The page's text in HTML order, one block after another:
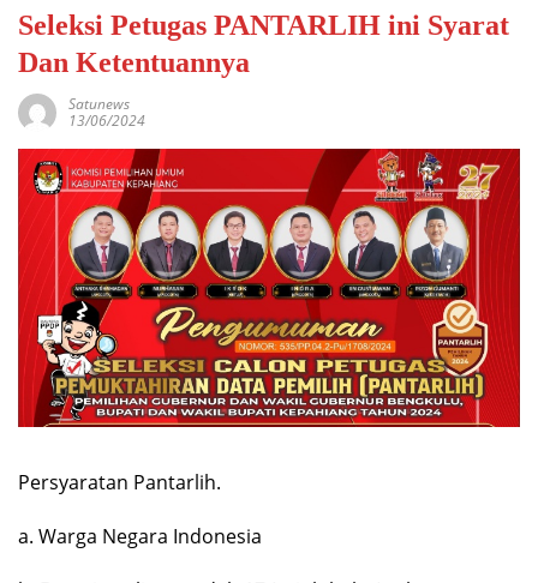
Seleksi Petugas PANTARLIH ini Syarat
Dan Ketentuannya
Satunews
13/06/2024
Persyaratan Pantarlih.
a. Warga Negara Indonesia